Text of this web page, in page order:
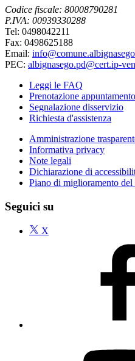
Codice fiscale: 80008790281
P.IVA: 00939330288
Tel: 0498042211
Fax: 0498625188
Email:
PEC: albignasego.pd@cert.ip-
Leggi le FAQ
Prenotazione appuntamento
Segnalazione disservizio
Richiesta d'assistenza
Amministrazione
Informativa privacy
Note legali
Dichiarazione di
Piano di miglioramento del
Seguici su
X